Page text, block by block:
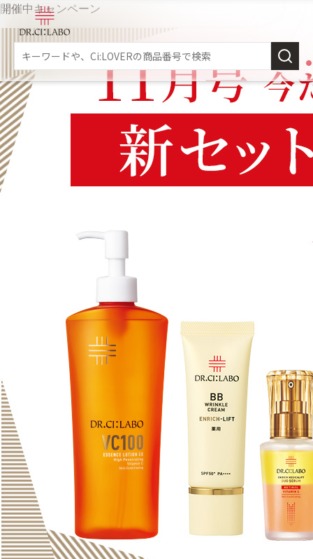
新規会員登録
スキンケア
商品カテゴリーから探す
角質・導入美容液
UVケア
プロダクトラインから探す
VC100ライン
メディカリフトライン
モイスチャーライン
開催中キャンペーン